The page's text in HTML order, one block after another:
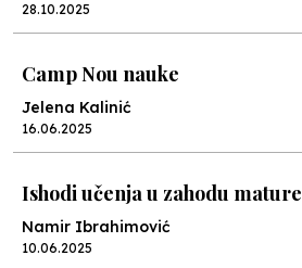
28.10.2025
Camp Nou nauke
Jelena Kalinić
16.06.2025
Ishodi učenja u zahodu mature
Namir Ibrahimović
10.06.2025